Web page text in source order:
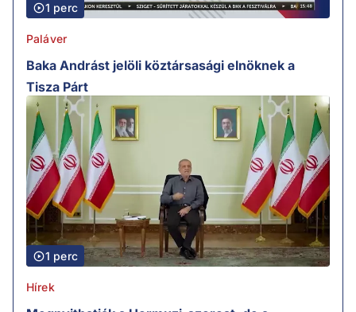
1 perc
Paláver
Baka Andrást jelöli köztársasági elnöknek a
Tisza Párt
1 perc
Hírek